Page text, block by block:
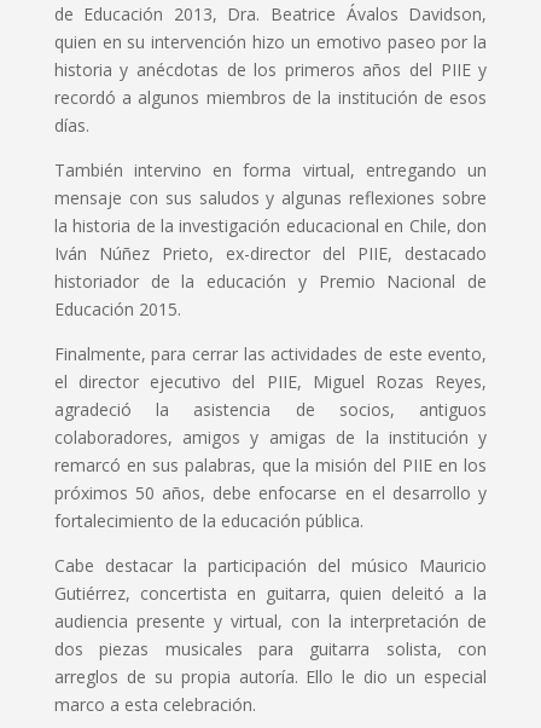
de Educación 2013, Dra. Beatrice Ávalos Davidson,
quien en su intervención hizo un emotivo paseo por la
historia y anécdotas de los primeros años del PIIE y
recordó a algunos miembros de la institución de esos
días.
También intervino en forma virtual, entregando un
mensaje con sus saludos y algunas reflexiones sobre
la historia de la investigación educacional en Chile, don
Iván Núñez Prieto, ex-director del PIIE, destacado
historiador de la educación y Premio Nacional de
Educación 2015.
Finalmente, para cerrar las actividades de este evento,
el director ejecutivo del PIIE, Miguel Rozas Reyes,
agradeció la asistencia de socios, antiguos
colaboradores, amigos y amigas de la institución y
remarcó en sus palabras, que la misión del PIIE en los
próximos 50 años, debe enfocarse en el desarrollo y
fortalecimiento de la educación pública.
Cabe destacar la participación del músico Mauricio
Gutiérrez, concertista en guitarra, quien deleitó a la
audiencia presente y virtual, con la interpretación de
dos piezas musicales para guitarra solista, con
arreglos de su propia autoría. Ello le dio un especial
marco a esta celebración.